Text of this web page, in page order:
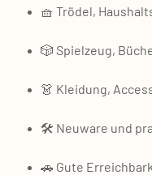
🧺 Trö­del,
🎲 Spiel­zeug,
👗 Klei­dung,
🛠️ Neu­wa­re und
🚗 Gute